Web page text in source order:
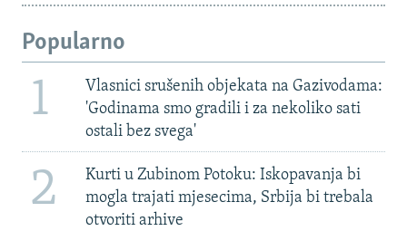
Popularno
1
Vlasnici srušenih objekata na Gazivodama:
'Godinama smo gradili i za nekoliko sati
ostali bez svega'
2
Kurti u Zubinom Potoku: Iskopavanja bi
mogla trajati mjesecima, Srbija bi trebala
otvoriti arhive